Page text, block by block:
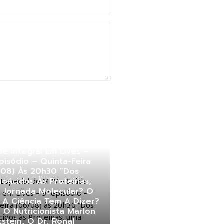
– Quinta-Feira
Às 20h30 “Dos
Às Proteinas,
Jornada Molecular? O
Ciência Tem A Dizer?
O Nutricionista Marlon
O Dr. Ronal